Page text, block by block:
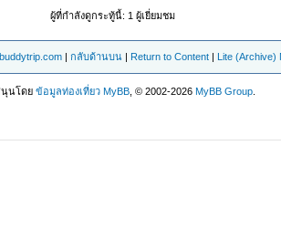
ผู้ที่กำลังดูกระทู้นี้: 1 ผู้เยี่ยมชม
|กลับด้านบน | Return to Content | Lite (Archive)
นโดยข้อมูลท่องเที่ยว MyBB , © 2002-2026MyBB Group